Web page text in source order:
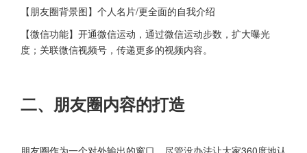
【朋友圈背景图】个人名片/更全面的自我介绍
【微信功能】开通微信运动，通过微信运动步数，扩大曝光
度；关联微信视频号，传递更多的视频内容。
二、朋友圈内容的打造